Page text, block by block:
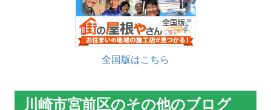
全国版はこちら
川崎市宮前区のその他のブログ